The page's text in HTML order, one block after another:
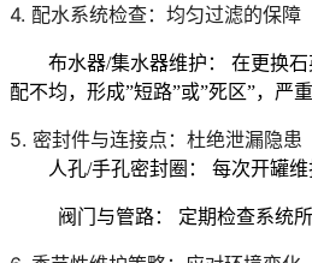
4. 配水系统检查：均匀过滤的保障
布水器/集水器维护： 在更换石
配不均，形成”短路”或”死区”，严
5. 密封件与连接点：杜绝泄漏隐患
人孔/手孔密封圈： 每次开罐维
阀门与管路： 定期检查系统